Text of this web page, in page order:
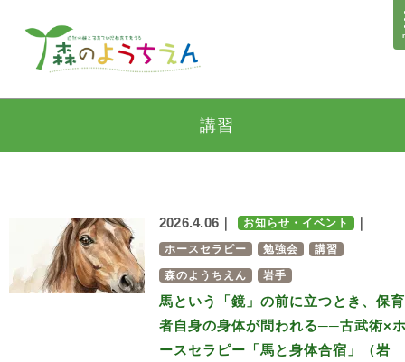
講習
2026.4.06｜ お知らせ・イベント
ホースセラピー 勉強会 講習
森のようちえん 岩手
馬という「鏡」の前に立つとき、保育
者自身の身体が問われる──古武術×
ースセラピー「馬と身体合宿」（岩